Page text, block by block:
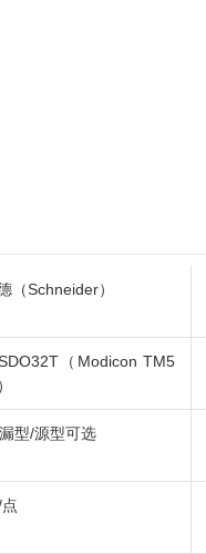
（Schneider）
（Modicon TM5
型/源型可选